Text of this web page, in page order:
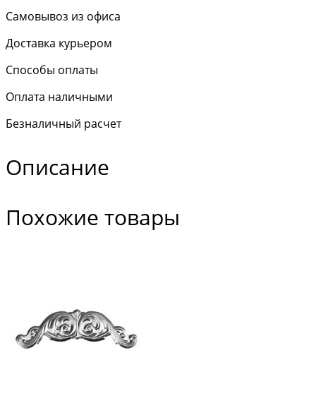
Самовывоз из офиса
Доставка курьером
Способы оплаты
Оплата наличными
Безналичный расчет
Описание
Похожие товары